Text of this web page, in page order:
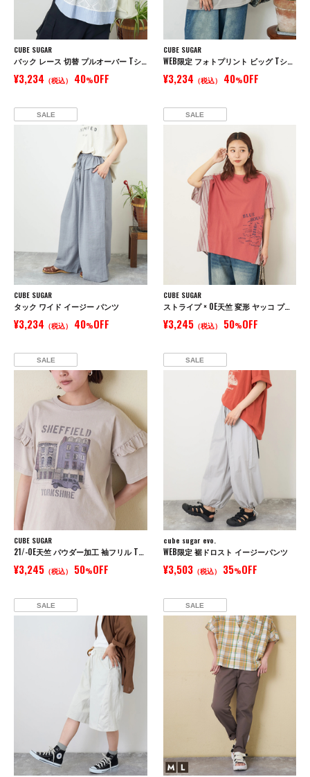
CUBE SUGAR
バック レース 切替 プルオーバー Tシャツ
¥3,234 （税込） 40%OFF
CUBE SUGAR
WEB限定 フォトプリント ビッグ Tシャツ
¥3,234 （税込） 40%OFF
SALE
CUBE SUGAR
タック ワイド イージー パンツ
¥3,234 （税込） 40%OFF
SALE
CUBE SUGAR
ストライプ × OE天竺 変形 ヤッコ プルオーバー シャツ
¥3,245（税込） 50%OFF
SALE
CUBE SUGAR
21/-OE天竺 パウダー加工 袖フリル Tシャツ
¥3,245 （税込） 50%OFF
SALE
cube sugar evo.
WEB限定 裾ドロスト イージーパンツ
¥3,503（税込） 35%OFF
SALE SALE